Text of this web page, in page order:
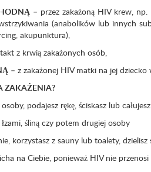
– przez zakażoną HIV krew,
(anabolików lub innych
akupunktura),
z krwią zakażonych osób,
– z zakażonej HIV matki na jej
ZAKAŻENIA?
podajesz rękę, ściskasz lub całujesz
śliną czy potem drugiej osoby
korzystasz z sauny lub toalety,
na Ciebie, ponieważ HIV nie